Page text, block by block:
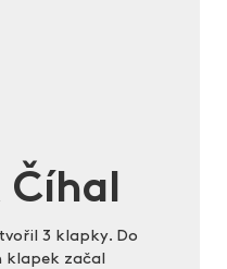
Číhal
3 klapky. Do
klapek začal